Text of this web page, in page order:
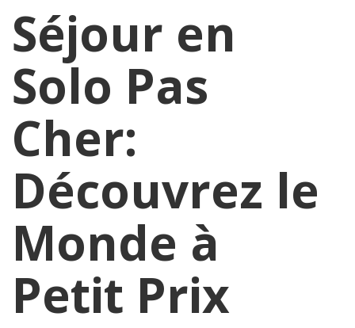
Séjour en
Solo Pas
Cher:
Découvrez le
Monde à
Petit Prix